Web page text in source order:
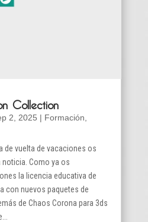
Collection
2, 2025 | Formación
de vuelta de vacaciones os
Como ya os
la licencia educativa de
con nuevos paquetes de
de Chaos Corona para 3ds